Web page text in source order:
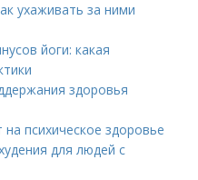
ухаживать за ними
йоги: какая
здоровья
психическое здоровье
для людей с